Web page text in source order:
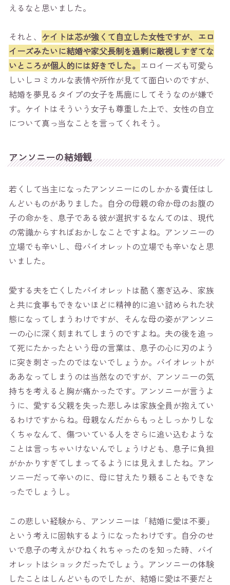
えるなと思いました。
それと、 ケイトは芯が強くて自立した女性ですが、エロ
イーズみたいに結婚や家父長制を過剰に敵視しすぎてな
いところが個人的には好きでした。 エロイーズも可愛ら
しいしコミカルな表情や所作が見てて面白いのですが、
結婚を夢見るタイプの女子を馬鹿にしてそうなのが嫌で
す。ケイトはそういう女子も尊重した上で、女性の自立
について真っ当なことを言ってくれそう。
アンソニーの結婚観
若くして当主になったアンソニーにのしかかる責任はし
んどいものがありました。自分の母親の命か母のお腹の
子の命かを、息子である彼が選択するなんてのは、現代
の常識からすればおかしなことですよね。アンソニーの
立場でも辛いし、母バイオレットの立場でも辛いなと思
いました。
愛する夫を亡くしたバイオレットは酷く塞ぎ込み、家族
と共に食事もできないほどに精神的に追い詰められた状
態になってしまうわけですが、そんな母の姿がアンソニ
ーの心に深く刻まれてしまうのですよね。夫の後を追っ
て死にたかったという母の言葉は、息子の心に刃のよう
に突き刺さったのではないでしょうか。バイオレットが
ああなってしまうのは当然なのですが、アンソニーの気
持ちを考えると胸が痛かったです。アンソニーが言うよ
うに、愛する父親を失った悲しみは家族全員が抱えてい
るわけですからね。母親なんだからもっとしっかりしな
くちゃなんて、傷ついている人をさらに追い込むような
ことは言っちゃいけないんでしょうけども、息子に負担
がかかりすぎてしまってるようには見えましたね。アン
ソニーだって辛いのに、母に甘えたり頼ることもできな
ったでしょうし。
この悲しい経験から、アンソニーは「結婚に愛は不要」
という考えに固執するようになったわけです。自分のせ
いで息子の考えがひねくれちゃったのを知った時、バイ
オレットはショックだったでしょう。アンソニーの体験
したことはしんどいものでしたが、結婚に愛は不要だと